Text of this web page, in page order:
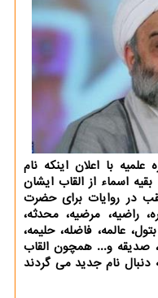
با اعلان اینکه نام
اسماء از القاب ایشان
در روایات برای حضرت
راضیه، مرضیه، محدثه،
عالمه، فاضله، حلیمه،
صدیقه و... همچون القاب
نام جدید می گردند